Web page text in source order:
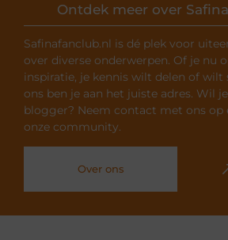
Ontdek meer over
Safinafanclub.nl is dé plek voor
over diverse onderwerpen. Of je nu
inspiratie, je kennis wilt delen of wilt
ons ben je aan het juiste adres. Wil
blogger? Neem contact met ons op
onze community.
Over ons